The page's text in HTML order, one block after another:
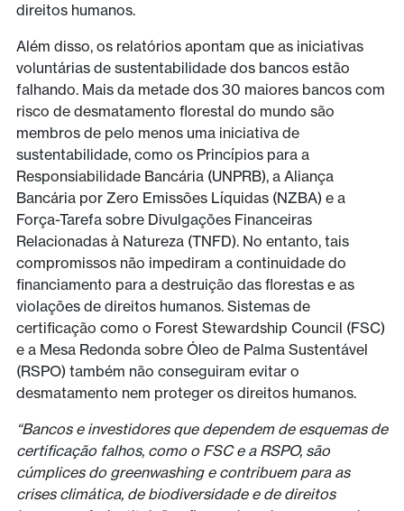
direitos humanos.
Além disso, os relatórios apontam que as iniciativas
voluntárias de sustentabilidade dos bancos estão
falhando. Mais da metade dos 30 maiores bancos com
risco de desmatamento florestal do mundo são
membros de pelo menos uma iniciativa de
sustentabilidade, como os Princípios para a
Responsiabilidade Bancária (UNPRB), a Aliança
Bancária por Zero Emissões Líquidas (NZBA) e a
Força-Tarefa sobre Divulgações Financeiras
Relacionadas à Natureza (TNFD). No entanto, tais
compromissos não impediram a continuidade do
financiamento para a destruição das florestas e as
violações de direitos humanos. Sistemas de
certificação como o Forest Stewardship Council (FSC)
e a Mesa Redonda sobre Óleo de Palma Sustentável
(RSPO) também não conseguiram evitar o
desmatamento nem proteger os direitos humanos.
“Bancos e investidores que dependem de esquemas de
certificação falhos, como o FSC e a RSPO, são
cúmplices do greenwashing e contribuem para as
crises climática, de biodiversidade e de direitos